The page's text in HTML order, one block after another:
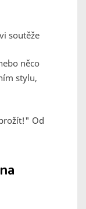
soutěže
něco
stylu,
Od